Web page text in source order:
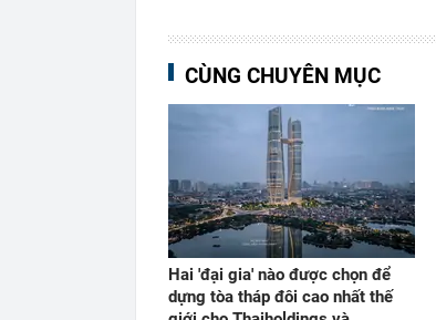
CÙNG CHUYÊN MỤC
Hai 'đại gia' nào được chọn để
dựng tòa tháp đôi cao nhất thế